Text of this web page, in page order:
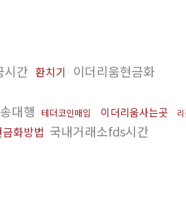
시간 환치기 이더리움현금화
대행 테더코인매입 이더리움사는곳
화방법 국내거래소fds시간